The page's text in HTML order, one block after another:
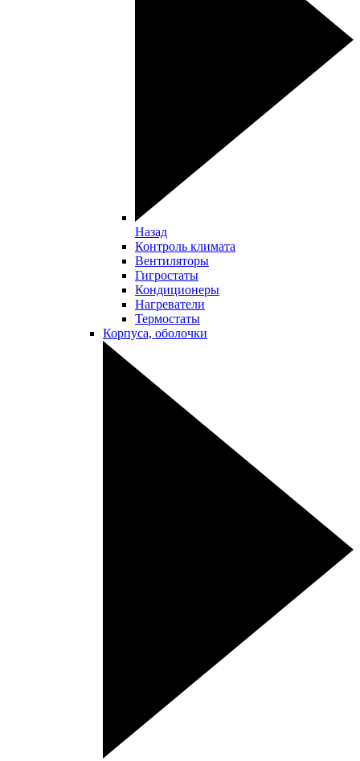
Назад
Контроль климата
Вентиляторы
Гигростаты
Кондиционеры
Нагреватели
Термостаты
Корпуса, оболочки